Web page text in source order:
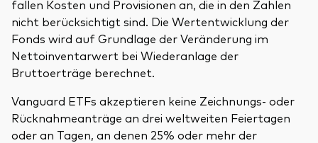
fallen Kosten und Provisionen an, die in den Zahlen
nicht berücksichtigt sind. Die Wertentwicklung der
Fonds wird auf Grundlage der Veränderung im
Nettoinventarwert bei Wiederanlage der
Bruttoerträge berechnet.
Vanguard ETFs akzeptieren keine Zeichnungs- oder
Rücknahmeanträge an drei weltweiten Feiertagen
oder an Tagen, an denen 25% oder mehr der